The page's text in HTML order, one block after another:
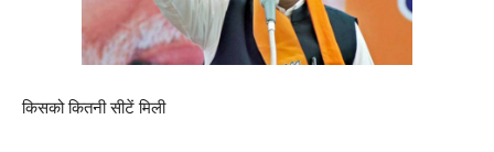
किसको कितनी सीटें मिली